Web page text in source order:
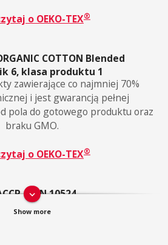
keyboard_arrow_down
o OEKO-TEX®
COTTON Blended
6, klasa produktu 1
zawierające co najmniej 70%
i jest gwarancją pełnej
pola do gotowego produktu oraz
braku GMO.
o OEKO-TEX®
/ DIN 10524
tak, aby spełniać